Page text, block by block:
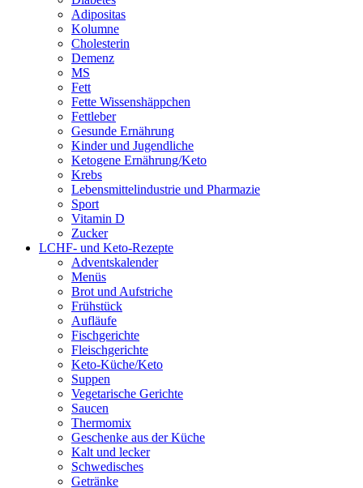
Adipositas
Kolumne
Cholesterin
Demenz
MS
Fett
Fette Wissenshäppchen
Fettleber
Gesunde Ernährung
Kinder und Jugendliche
Ketogene Ernährung/Keto
Krebs
Lebensmittelindustrie und Pharmazie
Sport
Vitamin D
Zucker
LCHF- und Keto-Rezepte
Adventskalender
Menüs
Brot und Aufstriche
Frühstück
Aufläufe
Fischgerichte
Fleischgerichte
Keto-Küche/Keto
Suppen
Vegetarische Gerichte
Saucen
Thermomix
Geschenke aus der Küche
Kalt und lecker
Schwedisches
Getränke